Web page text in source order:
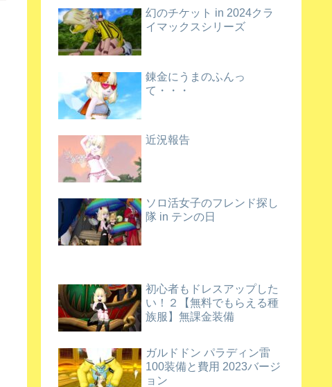
幻のチケット in 2024クラ
イマックスシリーズ
錬金にうまのふんっ
て・・・
近況報告
ソロ活女子のフレンド探し
隊 in テンの日
初心者もドレスアップした
い！２【無料でもらえる種
族服】無課金装備
ガルドドン パラディン雷
100装備と費用 2023バージ
ョン